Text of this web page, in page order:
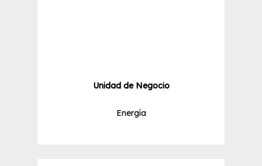
Unidad de Negocio
Energía